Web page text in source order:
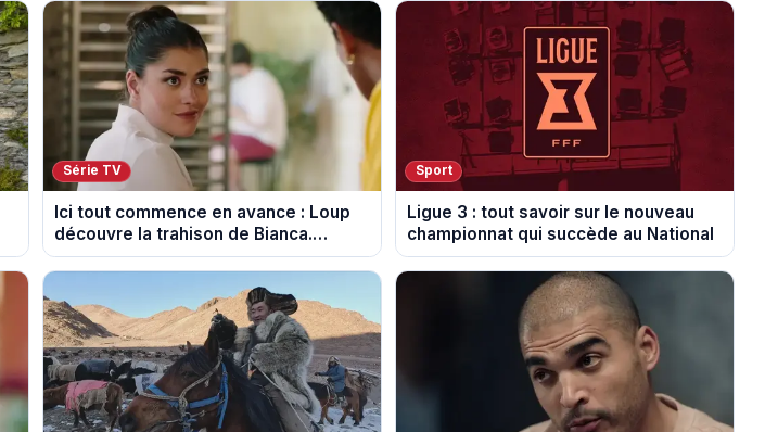
Série TV
Ici tout commence en avance : Loup
découvre la trahison de Bianca.
Episode du 10 août 2026 (spoiler)
Sport
Ligue 3 : tout savoir sur le nouveau
championnat qui succède au National